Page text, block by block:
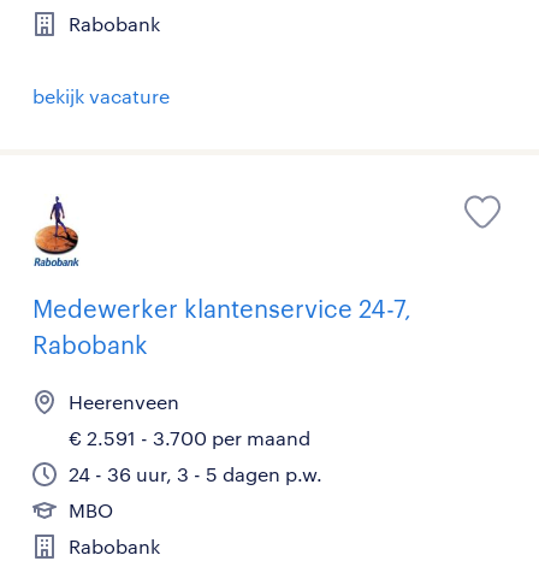
Rabobank
bekijk vacature
Medewerker klantenservice 24-7,
Rabobank
Heerenveen
€ 2.591 - 3.700 per maand
24 - 36 uur, 3 - 5 dagen p.w.
MBO
Rabobank